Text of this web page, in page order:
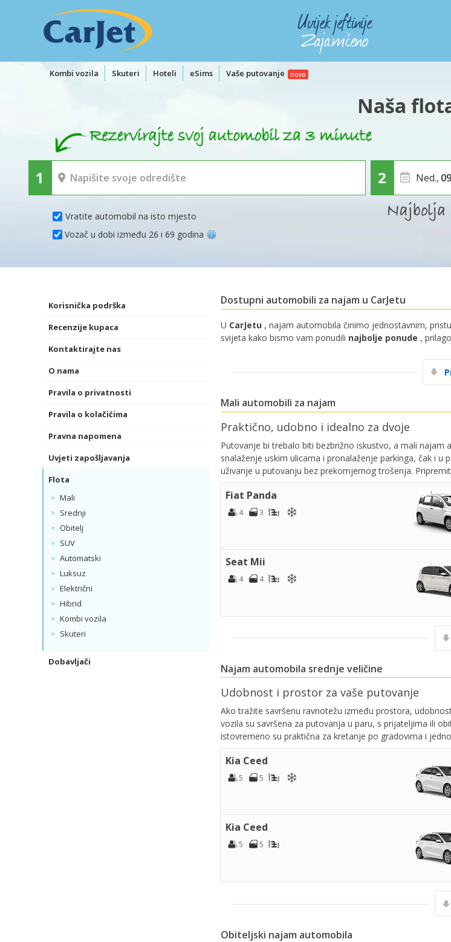
Kombi vozila Skuteri Hoteli eSims Vaše putovanje
Naša
Vratite automobil na isto mjesto
Ned., 09
Vozač u dobi između 26 i 69 godina
Korisnička podrška
Recenzije kupaca
Kontaktirajte nas
O nama
Pravila o privatnosti
Pravila o kolačićima
Pravna napomena
Uvjeti zapošljavanja
Flota
Mali
Srednji
Obitelj
SUV
Automatski
Luksuz
Električni
Hibrid
Kombi vozila
Skuteri
Dobavljači
Dostupni automobili za najam u CarJetu
U CarJetu, najam automobila činimo jednostavnim,
svijeta kako bismo vam ponudili najbolje ponude ,
Mali automobili za najam
Praktično, udobno i idealno za dvoje
Putovanje bi trebalo biti bezbrižno iskustvo, a mali
snalaženje uskim ulicama i pronalaženje parkinga, čak i
uživanje u putovanju bez prekomjernog trošenja.
Fiat Panda
4 3
Seat Mii
4 4
Najam automobila srednje veličine
Udobnost i prostor za vaše putovanje
Ako tražite savršenu ravnotežu između prostora,
vozila su savršena za putovanja u paru, s prijateljima ili
istovremeno su praktična za kretanje po gradovima i
Kia Ceed
5 5
Kia Ceed
5 5
Obiteljski najam automobila